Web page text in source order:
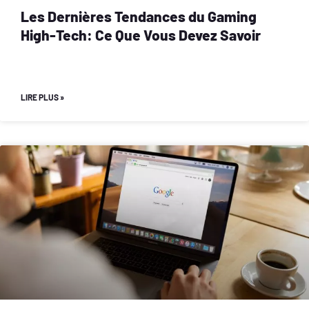
Les Dernières Tendances du Gaming
High-Tech: Ce Que Vous Devez Savoir
LIRE PLUS »